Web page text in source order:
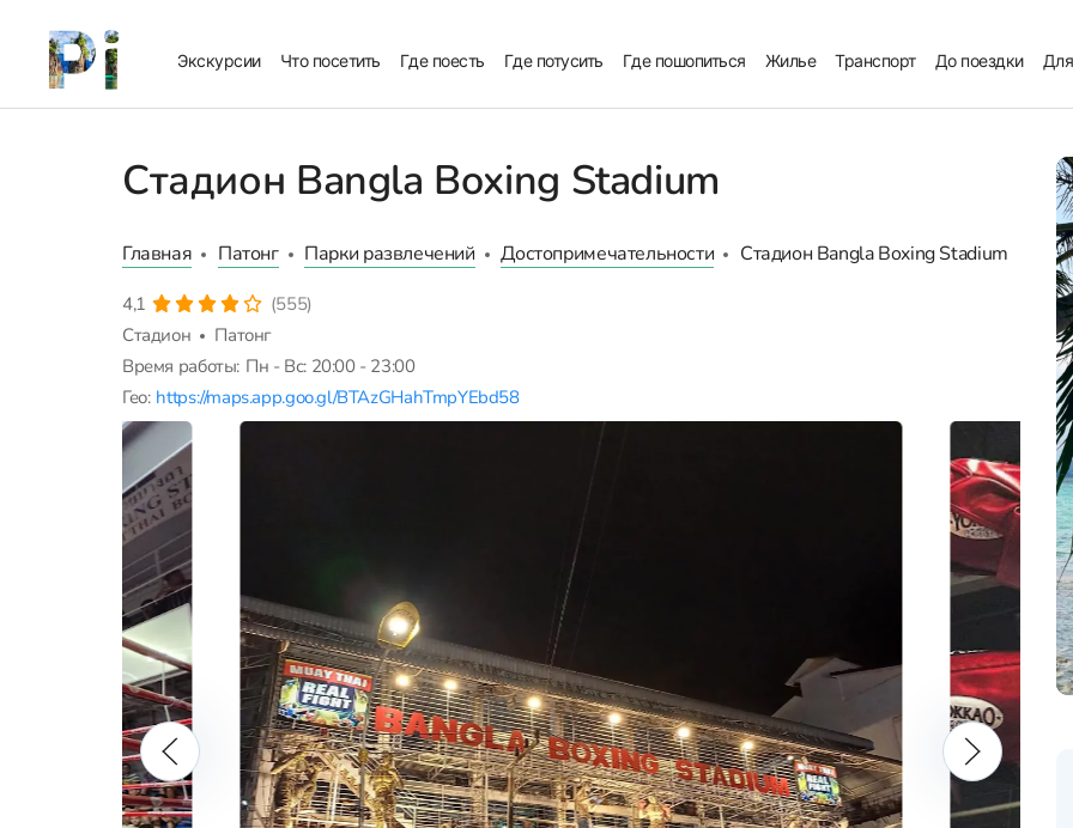
Экскурсии Что посетить Где поесть Где потусить Где пошопиться Жилье Транспорт До поездки
Стадион Bangla Boxing Stadium
Главная Патонг Парки развлечений Достопримечательности Стадион Bangla Boxing Stadium
4,1
(555)
Стадион
Патонг
Время работы: Пн - Вс: 20:00 - 23:00
Гео: https://maps.app.goo.gl/BTAzGHahTmpYEbd58